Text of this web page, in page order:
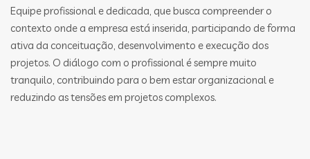
Equipe profissional e dedicada, que busca compreender o
contexto onde a empresa está inserida, participando de forma
ativa da conceituação, desenvolvimento e execução dos
projetos. O diálogo com o profissional é sempre muito
tranquilo, contribuindo para o bem estar organizacional e
reduzindo as tensões em projetos complexos.